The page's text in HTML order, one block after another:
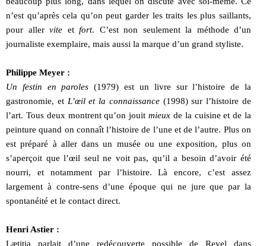
n’est qu’après cela qu’on peut garder les traits les plus saillants,
pour aller vite et fort. C’est non seulement la méthode d’un
journaliste exemplaire, mais aussi la marque d’un grand styliste.
Philippe Meyer :
Un festin en paroles (1979) est un livre sur l’histoire de la
gastronomie, et L’œil et la connaissance(1998) sur l’histoire de
l’art. Tous deux montrent qu’on jouit mieux de la cuisine et de la
peinture quand on connaît l’histoire de l’une et de l’autre. Plus on
est préparé à aller dans un musée ou une exposition, plus on
s’aperçoit que l’œil seul ne voit pas, qu’il a besoin d’avoir été
nourri, et notamment par l’histoire. Là encore, c’est assez
largement à contre-sens d’une époque qui ne jure que par la
spontanéité et le contact direct.
Henri Astier :
Lætitia parlait d’une redécouverte possible de Revel dans